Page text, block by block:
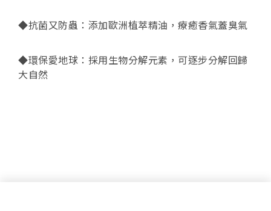
◆抗菌又防蟲：添加歐洲植萃精油，療癒香氣蓋臭氣
◆環保愛地球：採用生物分解元素，可逐步分解回歸
大自然